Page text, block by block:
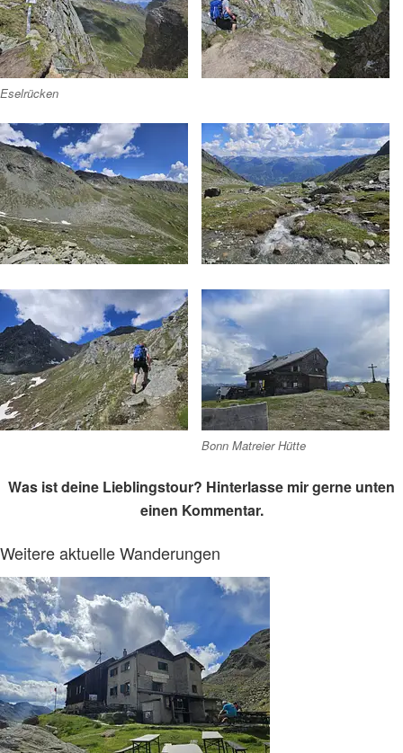
Eselrücken
Bonn Matreier Hütte
Was ist deine Lieblingstour? Hinterlasse mir gerne unten
einen Kommentar.
Weitere aktuelle Wanderungen